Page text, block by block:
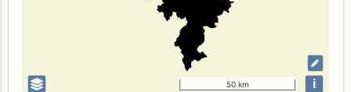
50 km i